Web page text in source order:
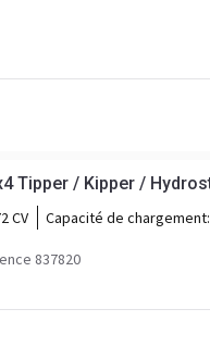
Tipper / Kipper /
CV Capacité de chargement:
837820